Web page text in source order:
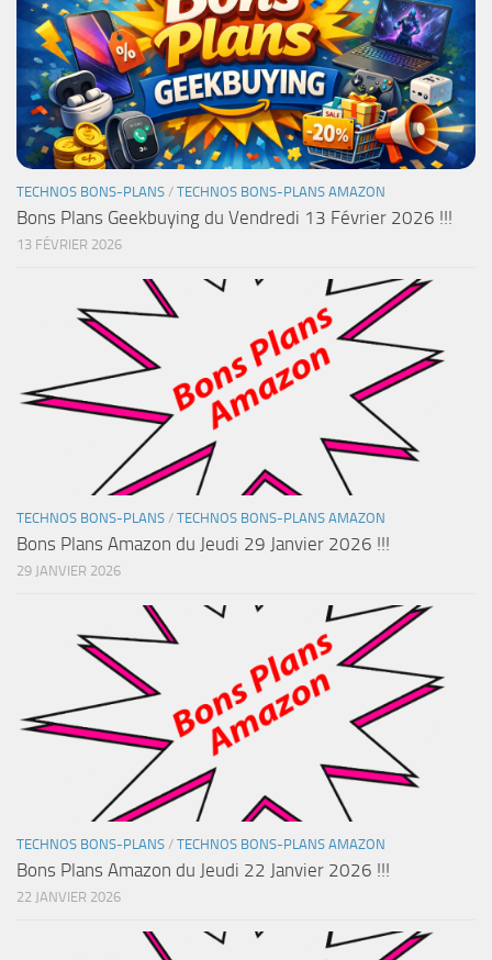
TECHNOS BONS-PLANS / TECHNOS BONS-PLANS AMAZON
Bons Plans Geekbuying du Vendredi 13 Février 2026 !!!
13 FÉVRIER 2026
TECHNOS BONS-PLANS / TECHNOS BONS-PLANS AMAZON
Bons Plans Amazon du Jeudi 29 Janvier 2026 !!!
29 JANVIER 2026
TECHNOS BONS-PLANS / TECHNOS BONS-PLANS AMAZON
Bons Plans Amazon du Jeudi 22 Janvier 2026 !!!
22 JANVIER 2026